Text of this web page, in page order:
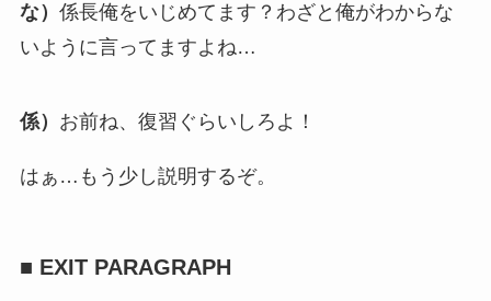
な） 係長俺をいじめてます？わざと俺がわからな
いように言ってますよね…
係） お前ね、復習ぐらいしろよ！
はぁ…もう少し説明するぞ。
■ EXIT PARAGRAPH